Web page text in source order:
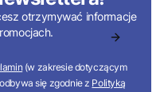
otrzymywać informacje
(w zakresie dotyczącym
się zgodnie z Polityką